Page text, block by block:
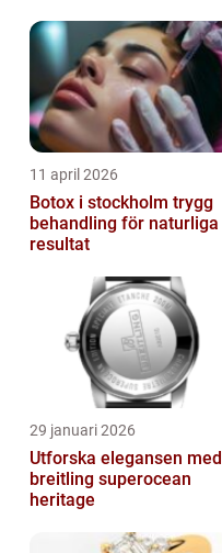
11 april 2026
Botox i stockholm trygg
behandling för naturliga
resultat
29 januari 2026
Utforska elegansen med
breitling superocean
heritage